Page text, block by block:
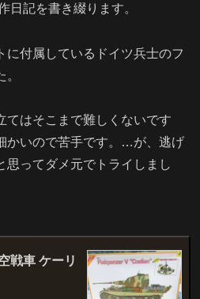
日記を書き綴ります。
に付属しているドイツ兵士のフ
てはそこまで難しくないです
かいので苦手です。…が、逃げ
思ってダメ元でトライしまし
戦車 ケーリ